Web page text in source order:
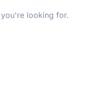
looking for.